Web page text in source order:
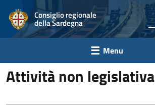
Consiglio regionale
della Sardegna
Menu
Attività non legislativa